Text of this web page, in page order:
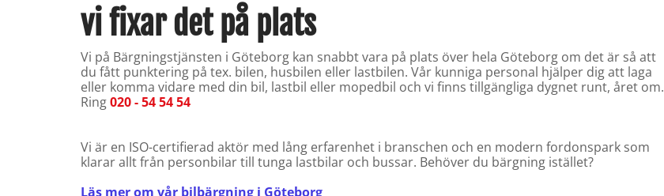
vi fixar det på plats
Vi på Bärgningstjänsten i Göteborg kan snabbt vara på plats över hela Göteborg om det är så att
du fått punktering på tex. bilen, husbilen eller lastbilen. Vår kunniga personal hjälper dig att laga
eller komma vidare med din bil, lastbil eller mopedbil och vi finns tillgängliga dygnet runt, året om.
Ring020 - 54 54 54
Vi är en ISO-certifierad aktör med lång erfarenhet i branschen och en modern fordonspark som
klarar allt från personbilar till tunga lastbilar och bussar. Behöver du bärgning istället?
Läs mer om vår bilbärgning i Göteborg